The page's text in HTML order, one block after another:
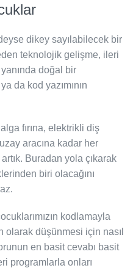
dikey sayılabilecek bir
teknolojik gelişme, ileri
doğal bir
da kod yazımının
fırına, elektrikli diş
aracına kadar her
Buradan yola çıkarak
biri olacağını
kodlamayla
olarak düşünmesi için nasıl
en basit cevabı basit
programlarla onları